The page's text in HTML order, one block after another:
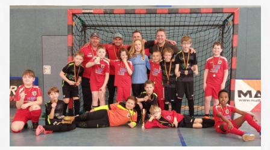
Sponsoren
Downloads
Presse-Archiv
Anmeldung